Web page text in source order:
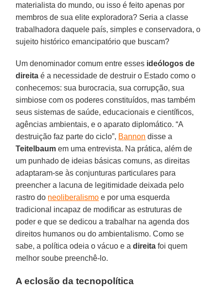
materialista do mundo, ou isso é feito apenas por
membros de sua elite exploradora? Seria a classe
trabalhadora daquele país, simples e conservadora, o
sujeito histórico emancipatório que buscam?
Um denominador comum entre esses ideólogos de
direita é a necessidade de destruir o Estado como o
conhecemos: sua burocracia, sua corrupção, sua
simbiose com os poderes constituídos, mas também
seus sistemas de saúde, educacionais e científicos,
agências ambientais, e o aparato diplomático. “A
destruição faz parte do ciclo”, Bannon disse a
Teitelbaum em uma entrevista. Na prática, além de
um punhado de ideias básicas comuns, as direitas
adaptaram-se às conjunturas particulares para
preencher a lacuna de legitimidade deixada pelo
rastro do neoliberalismo e por uma esquerda
tradicional incapaz de modificar as estruturas de
poder e que se dedicou a trabalhar na agenda dos
direitos humanos ou do ambientalismo. Como se
sabe, a política odeia o vácuo e adireita foi quem
melhor soube preenchê-lo.
A eclosão da tecnopolítica